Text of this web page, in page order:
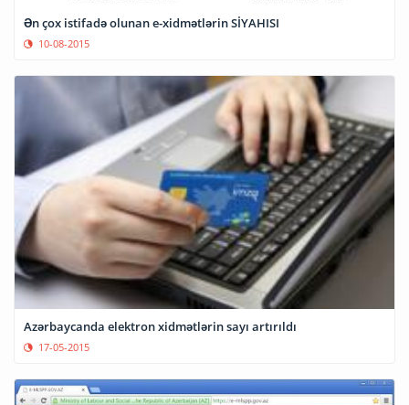
Ən çox istifadə olunan e-xidmətlərin SİYAHISI
10-08-2015
Azərbaycanda elektron xidmətlərin sayı artırıldı
17-05-2015